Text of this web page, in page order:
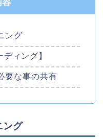
ング
ィング】
要な事の共有
ング